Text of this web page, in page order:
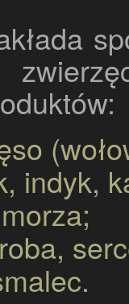
indyk,